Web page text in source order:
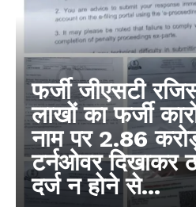
फर्जी जीएसटी
लाखों का फर्जी
नाम पर 2.86
टर्नओवर
दर्ज न होने से...